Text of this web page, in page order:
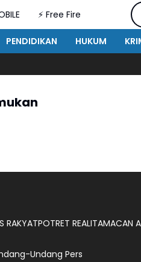
⚡ Free Fire
PENDIDIKAN HUKUM
RAKYATPOTRET REALITAMACAN
Undang Pers